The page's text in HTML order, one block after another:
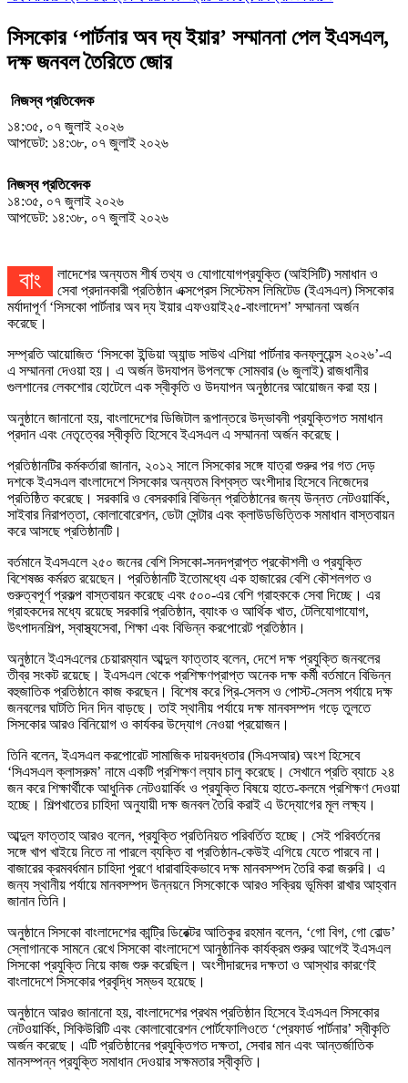
সিসকোর ‘পার্টনার অব দ্য ইয়ার’ সম্মাননা পেল ইএসএল,
দক্ষ জনবল তৈরিতে জোর
নিজস্ব প্রতিবেদক
১৪:৩৫, ০৭ জুলাই ২০২৬
আপডেট: ১৪:৩৮, ০৭ জুলাই ২০২৬
নিজস্ব প্রতিবেদক
১৪:৩৫, ০৭ জুলাই ২০২৬
আপডেট: ১৪:৩৮, ০৭ জুলাই ২০২৬
বাংলাদেশের অন্যতম শীর্ষ তথ্য ও যোগাযোগপ্রযুক্তি (আইসিটি) সমাধান ও
সেবা প্রদানকারী প্রতিষ্ঠান এক্সপ্রেস সিস্টেমস লিমিটেড (ইএসএল) সিসকোর
মর্যাদাপূর্ণ ‘সিসকো পার্টনার অব দ্য ইয়ার এফওয়াই২৫-বাংলাদেশ’ সম্মাননা অর্জন
করেছে।
সম্প্রতি আয়োজিত ‘সিসকো ইন্ডিয়া অ্যান্ড সাউথ এশিয়া পার্টনার কনফ্লুয়েন্স ২০২৬’-এ
এ সম্মাননা দেওয়া হয়। এ অর্জন উদযাপন উপলক্ষে সোমবার (৬ জুলাই) রাজধানীর
গুলশানের লেকশোর হোটেলে এক স্বীকৃতি ও উদযাপন অনুষ্ঠানের আয়োজন করা হয়।
অনুষ্ঠানে জানানো হয়, বাংলাদেশের ডিজিটাল রূপান্তরে উদ্ভাবনী প্রযুক্তিগত সমাধান
প্রদান এবং নেতৃত্বের স্বীকৃতি হিসেবে ইএসএল এ সম্মাননা অর্জন করেছে।
প্রতিষ্ঠানটির কর্মকর্তারা জানান, ২০১২ সালে সিসকোর সঙ্গে যাত্রা শুরুর পর গত দেড়
দশকে ইএসএল বাংলাদেশে সিসকোর অন্যতম বিশ্বস্ত অংশীদার হিসেবে নিজেদের
প্রতিষ্ঠিত করেছে। সরকারি ও বেসরকারি বিভিন্ন প্রতিষ্ঠানের জন্য উন্নত নেটওয়ার্কিং,
সাইবার নিরাপত্তা, কোলাবোরেশন, ডেটা সেন্টার এবং ক্লাউডভিত্তিক সমাধান বাস্তবায়ন
করে আসছে প্রতিষ্ঠানটি।
বর্তমানে ইএসএলে ২৫০ জনের বেশি সিসকো-সনদপ্রাপ্ত প্রকৌশলী ও প্রযুক্তি
বিশেষজ্ঞ কর্মরত রয়েছেন। প্রতিষ্ঠানটি ইতোমধ্যে এক হাজারের বেশি কৌশলগত ও
গুরুত্বপূর্ণ প্রকল্প বাস্তবায়ন করেছে এবং ৫০০-এর বেশি গ্রাহককে সেবা দিচ্ছে। এর
গ্রাহকদের মধ্যে রয়েছে সরকারি প্রতিষ্ঠান, ব্যাংক ও আর্থিক খাত, টেলিযোগাযোগ,
উৎপাদনশিল্প, স্বাস্থ্যসেবা, শিক্ষা এবং বিভিন্ন করপোরেট প্রতিষ্ঠান।
অনুষ্ঠানে ইএসএলের চেয়ারম্যান আব্দুল ফাত্তাহ বলেন, দেশে দক্ষ প্রযুক্তি জনবলের
তীব্র সংকট রয়েছে। ইএসএল থেকে প্রশিক্ষণপ্রাপ্ত অনেক দক্ষ কর্মী বর্তমানে বিভিন্ন
বহুজাতিক প্রতিষ্ঠানে কাজ করছেন। বিশেষ করে প্রি-সেলস ও পোস্ট-সেলস পর্যায়ে দক্ষ
জনবলের ঘাটতি দিন দিন বাড়ছে। তাই স্থানীয় পর্যায়ে দক্ষ মানবসম্পদ গড়ে তুলতে
সিসকোর আরও বিনিয়োগ ও কার্যকর উদ্যোগ নেওয়া প্রয়োজন।
তিনি বলেন, ইএসএল করপোরেট সামাজিক দায়বদ্ধতার (সিএসআর) অংশ হিসেবে
‘সিএসএল ক্লাসরুম’ নামে একটি প্রশিক্ষণ ল্যাব চালু করেছে। সেখানে প্রতি ব্যাচে ২৪
জন করে শিক্ষার্থীকে আধুনিক নেটওয়ার্কিং ও প্রযুক্তি বিষয়ে হাতে-কলমে প্রশিক্ষণ দেওয়া
হচ্ছে। শিল্পখাতের চাহিদা অনুযায়ী দক্ষ জনবল তৈরি করাই এ উদ্যোগের মূল লক্ষ্য।
আব্দুল ফাত্তাহ আরও বলেন, প্রযুক্তি প্রতিনিয়ত পরিবর্তিত হচ্ছে। সেই পরিবর্তনের
সঙ্গে খাপ খাইয়ে নিতে না পারলে ব্যক্তি বা প্রতিষ্ঠান-কেউই এগিয়ে যেতে পারবে না।
বাজারের ক্রমবর্ধমান চাহিদা পূরণে ধারাবাহিকভাবে দক্ষ মানবসম্পদ তৈরি করা জরুরি। এ
জন্য স্থানীয় পর্যায়ে মানবসম্পদ উন্নয়নে সিসকোকে আরও সক্রিয় ভূমিকা রাখার আহ্বান
জানান তিনি।
অনুষ্ঠানে সিসকো বাংলাদেশের কান্ট্রি ডিরেক্টর আতিকুর রহমান বলেন, ‘গো বিগ, গো বোল্ড’
স্লোগানকে সামনে রেখে সিসকো বাংলাদেশে আনুষ্ঠানিক কার্যক্রম শুরুর আগেই ইএসএল
সিসকো প্রযুক্তি নিয়ে কাজ শুরু করেছিল। অংশীদারদের দক্ষতা ও আস্থার কারণেই
বাংলাদেশে সিসকোর প্রবৃদ্ধি সম্ভব হয়েছে।
অনুষ্ঠানে আরও জানানো হয়, বাংলাদেশের প্রথম প্রতিষ্ঠান হিসেবে ইএসএল সিসকোর
নেটওয়ার্কিং, সিকিউরিটি এবং কোলাবোরেশন পোর্টফোলিওতে ‘প্রেফার্ড পার্টনার’ স্বীকৃতি
অর্জন করেছে। এটি প্রতিষ্ঠানের প্রযুক্তিগত দক্ষতা, সেবার মান এবং আন্তর্জাতিক
মানসম্পন্ন প্রযুক্তি সমাধান দেওয়ার সক্ষমতার স্বীকৃতি।